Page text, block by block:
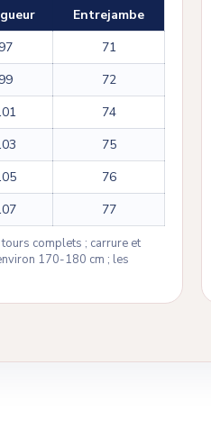
Entrejambe
97
71
99
72
74
75
76
77
complets ; carrure et
170-180 cm ; les